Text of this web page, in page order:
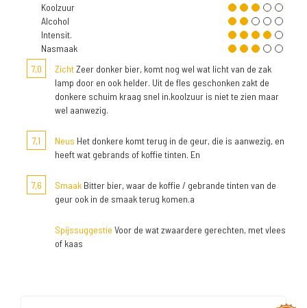
Koolzuur
Alcohol
Intensit.
Nasmaak
7,0
ZichtZeer donker bier, komt nog wel wat licht van de zak
lamp door en ook helder. Uit de fles geschonken zakt de
donkere schuim kraag snel in.koolzuur is niet te zien maar
wel aanwezig.
7,1 Neus Het donkere komt terug in de geur, die is aanwezig, en
heeft wat gebrands of koffie tinten. En
7,6 Smaak Bitter bier, waar de koffie / gebrande tinten van de
geur ook in de smaak terug komen.a
Spijssuggestie Voor de wat zwaardere gerechten, met vlees
of kaas